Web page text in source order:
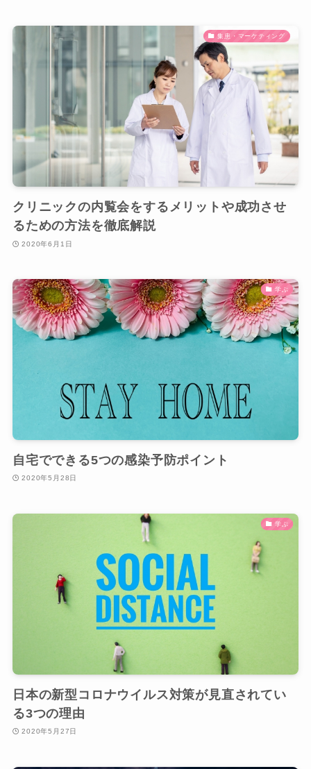
集患・マーケティング
クリニックの内覧会をするメリットや成功させ
るための方法を徹底解説
2020年6月1日
学ぶ
自宅でできる5つの感染予防ポイント
2020年5月28日
学ぶ
日本の新型コロナウイルス対策が見直されてい
る3つの理由
2020年5月27日